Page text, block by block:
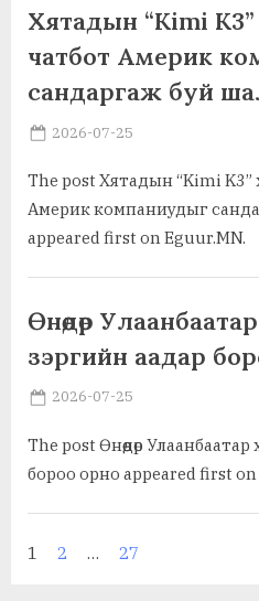
Хятадын “Kimi
чатбот Америк
сандаргаж буй
Posted
2026-07-25
The post Хятадын “Kimi
Америк компаниудыг
appeared first on Eguur.MN.
Өнөөдөр
зэргийн аадар
Posted
2026-07-25
The post Өнөөдөр
бороо орно appeared first on
Posts
1 2 … 27